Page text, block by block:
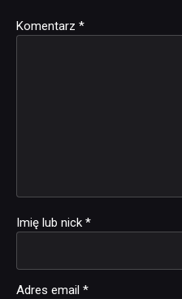
Komentarz *
Imię lub nick *
Adres email *
Alternative: